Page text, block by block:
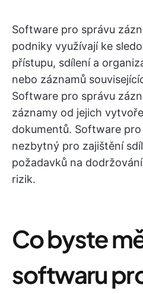
Software pro správu
podniky využívají ke
přístupu, sdílení a
nebo záznamů
Software pro správu
záznamy od jejich
dokumentů. Software
nezbytný pro zajištění
požadavků na
rizik.
Co byste
softwaru